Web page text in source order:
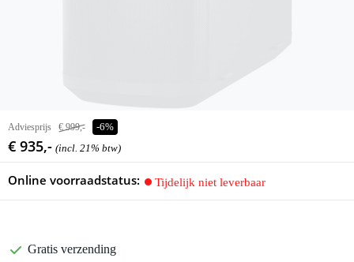
Adviesprijs € 999,- -6%
€ 935,- (incl. 21% btw)
Online voorraadstatus: Tijdelijk niet leverbaar
Gratis verzending